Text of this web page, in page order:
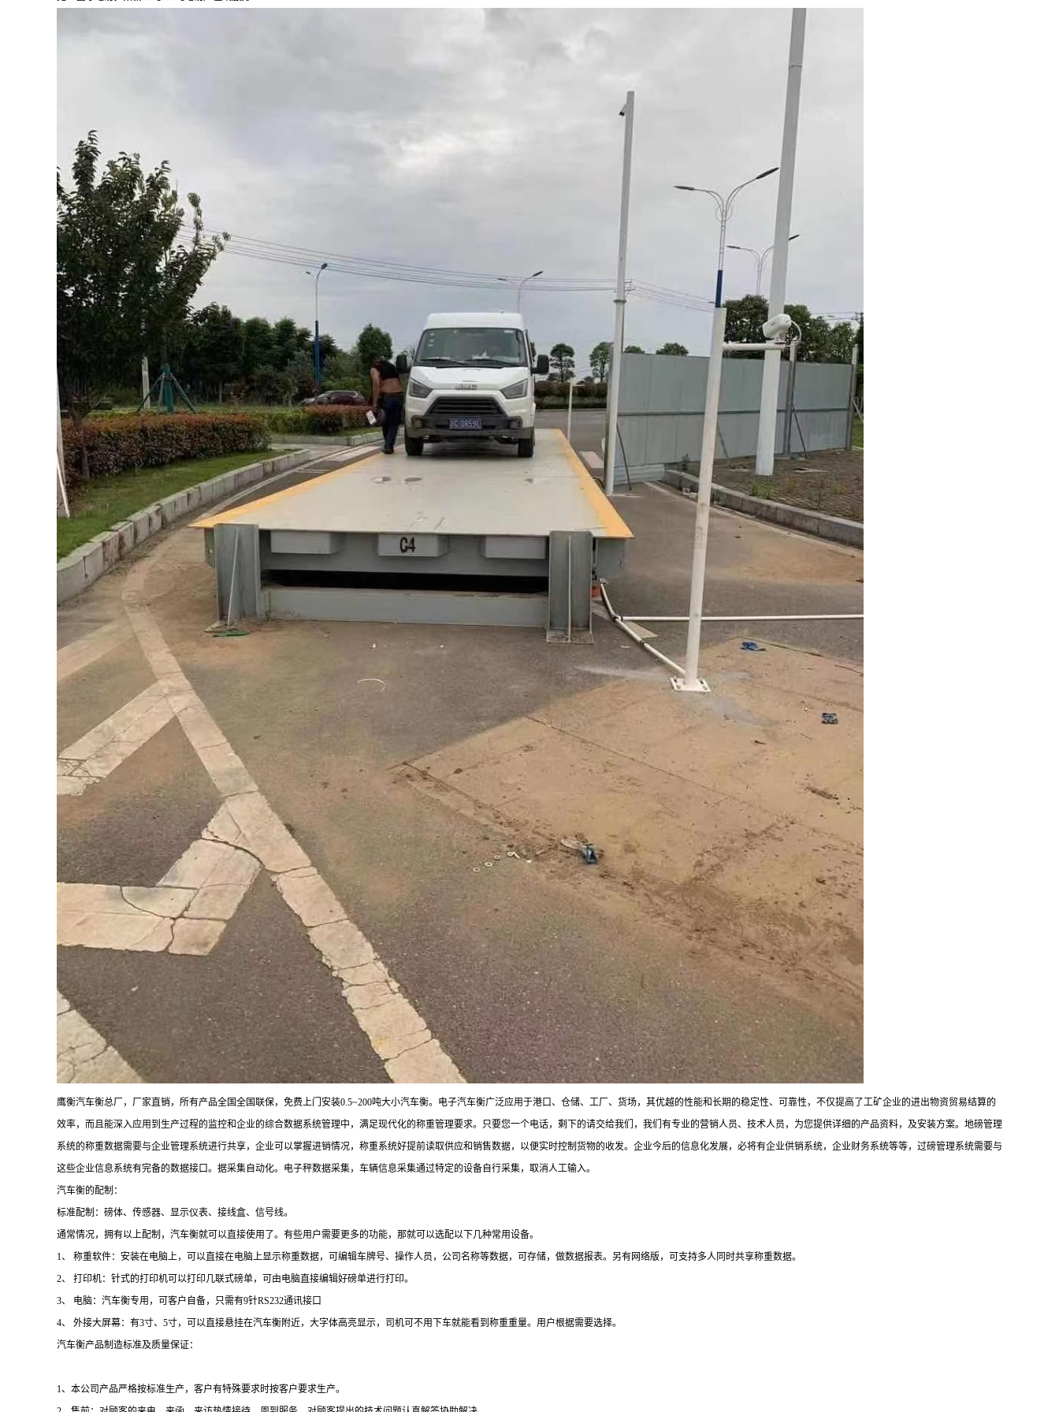
鹰衡汽车衡总厂，厂家直销，所有产品全国全国联保，免费上门安装0.5~200吨大小汽车衡。 电子汽车衡广泛应用于港口、仓储、工厂、货场，其优越的性能和长期的稳定性、可靠性，不仅提高了工矿企业的进出物资贸易结算的
效率，而且能深入应用到生产过程的监控和企业的综合数据系统管理中，满足现代化的称重管理要求。 只要您一个电话，剩下的请交给我们，我们有专业的营销人员、技术人员，为您提供详细的产品资料，及安装方案。 地磅管理
系统的称重数据需要与企业管理系统进行共享，企业可以掌握进销情况，称重系统好提前读取供应和销售数据，以便实时控制货物的收发。企业今后的信息化发展，必将有企业供销系统，企业财务系统等等，过磅管理系统需要与
这些企业信息系统有完备的数据接口。据采集自动化。电子秤数据采集，车辆信息采集通过特定的设备自行采集，取消人工输入。
汽车衡的配制：
标准配制：磅体、传感器、显示仪表、接线盒、信号线。
通常情况，拥有以上配制，汽车衡就可以直接使用了。有些用户需要更多的功能，那就可以选配以下几种常用设备。
1、 称重软件：安装在电脑上，可以直接在电脑上显示称重数据，可编辑车牌号、操作人员，公司名称等数据，可存储，做数据报表。另有网络版，可支持多人同时共享称重数据。
2、 打印机：针式的打印机可以打印几联式磅单，可由电脑直接编辑好磅单进行打印。
3、 电脑：汽车衡专用，可客户自备，只需有9针RS232通讯接口
4、 外接大屏幕：有3寸、5寸，可以直接悬挂在汽车衡附近，大字体高亮显示，司机可不用下车就能看到称重重量。用户根据需要选择。
汽车衡产品制造标准及质量保证：
1、本公司产品严格按标准生产，客户有特殊要求时按客户要求生产。